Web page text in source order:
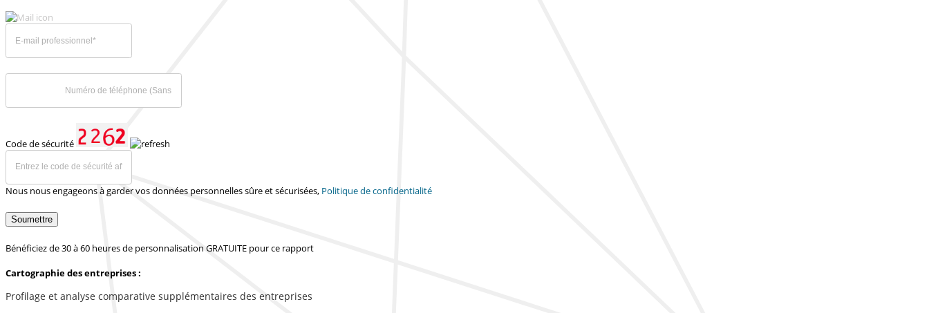
Code de sécurité
Nous nous engageons à garder vos données personnelles sûre et sécurisées, Politique de confidentialité
Soumettre
Bénéficiez de 30 à 60 heures de personnalisation GRATUITE pour ce rapport
Cartographie des entreprises :
Profilage et analyse comparative supplémentaires des entreprises